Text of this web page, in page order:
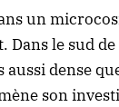
un
Dans le sud de
aussi dense
son